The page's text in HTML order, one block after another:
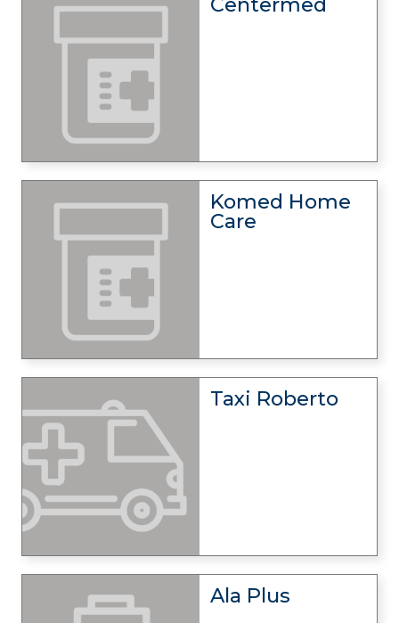
Komed Home
Care
Taxi Roberto
Ala Plus